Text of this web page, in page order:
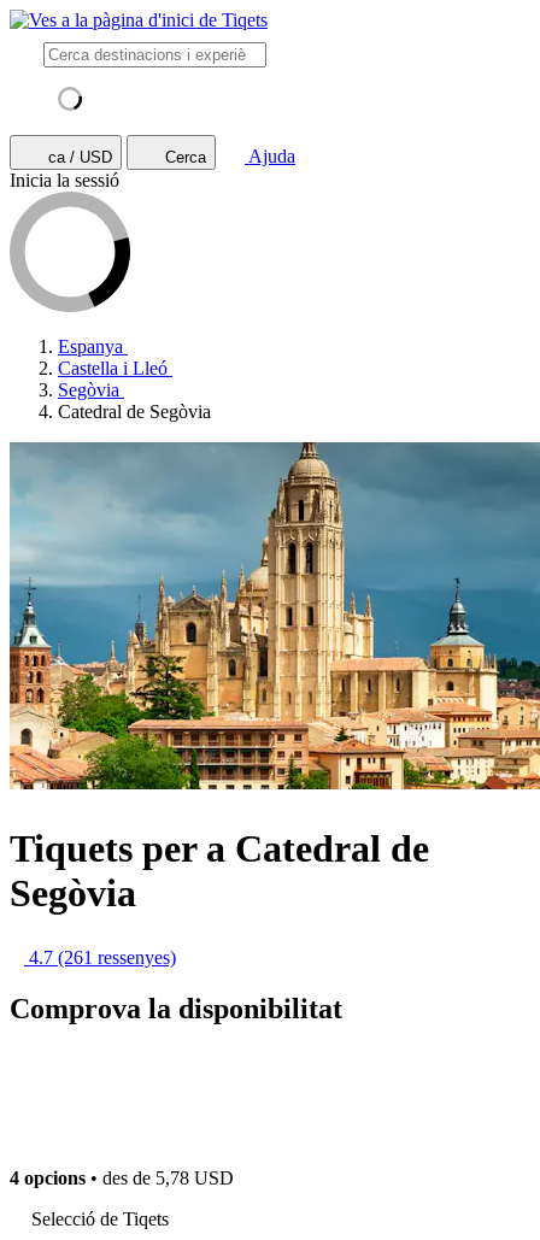
ca / USD Cerca
Ajuda
Inicia la sessió
Espanya
Castella i Lleó
Segòvia
Catedral de Segòvia
Tiquets per a Catedral de
Segòvia
4.7 (261 ressenyes)
Comprova la disponibilitat
4 opcions • des de 5,78 USD
Selecció de Tiqets